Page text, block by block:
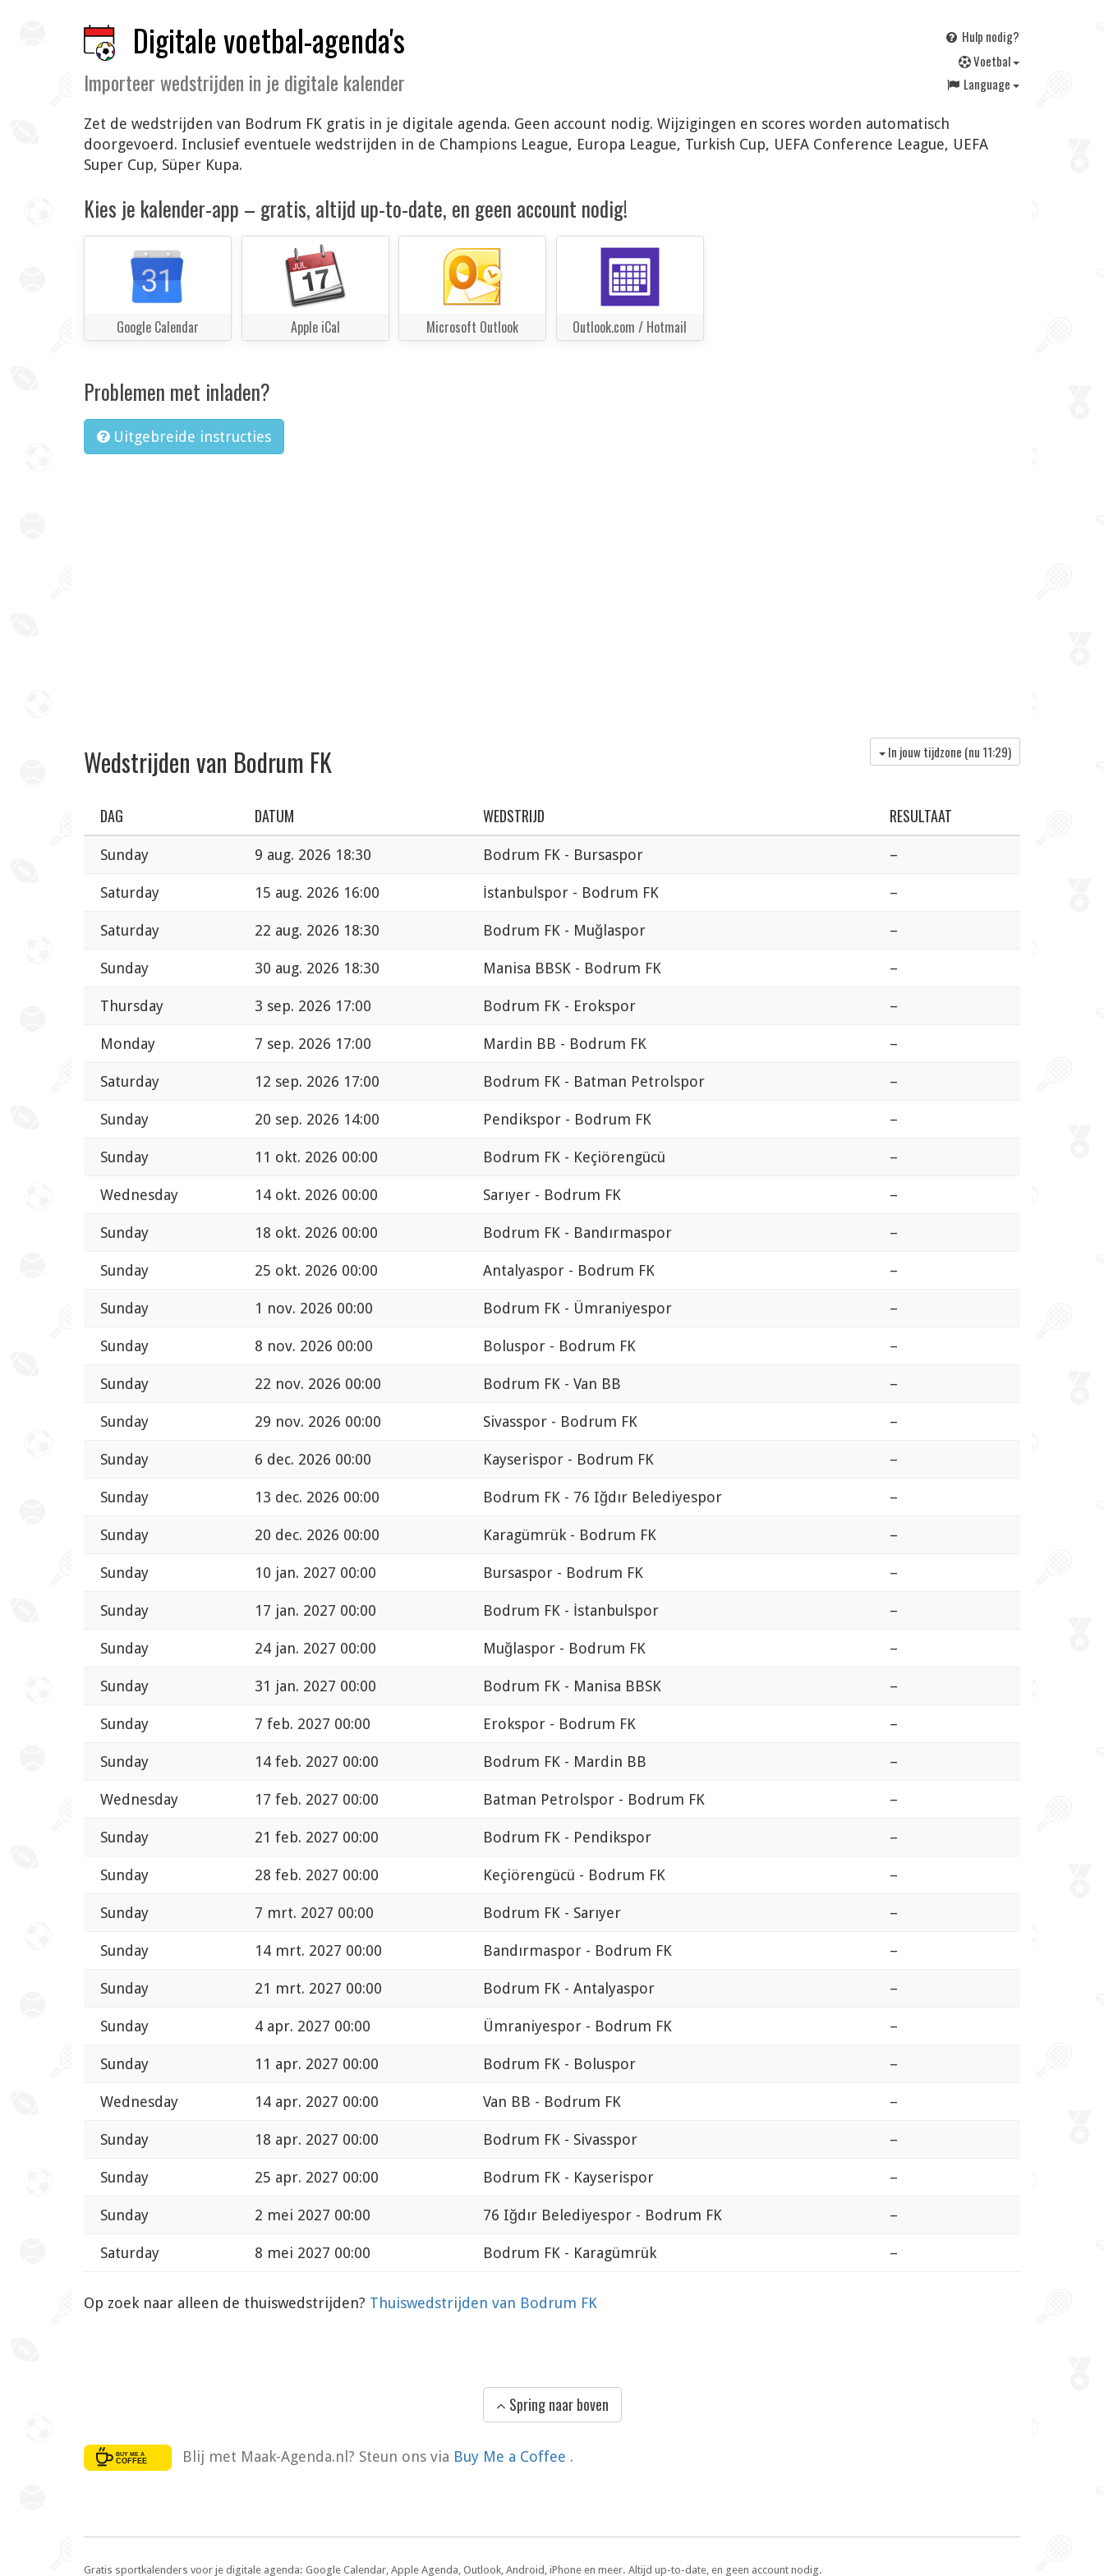
Digitale voetbal-agenda's
Importeer wedstrijden in je digitale kalender
Hulp nodig?
Voetbal
Language
Zet de wedstrijden van Bodrum FK gratis in je digitale agenda. Geen account nodig. Wijzigingen en scores worden automatisch
doorgevoerd. Inclusief eventuele wedstrijden in de Champions League, Europa League, Turkish Cup, UEFA Conference League, UEFA
Super Cup, Süper Kupa.
Kies je kalender-app – gratis, altijd up-to-date, en geen account nodig!
Google Calendar Apple iCal Microsoft Outlook Outlook.com / Hotmail
Problemen met inladen?
Uitgebreide instructies
Wedstrijden van Bodrum FK In jouw tijdzone (nu 11:29)
DAG DATUM WEDSTRIJD RESULTAAT
Sunday 9 aug. 2026 18:30 Bodrum FK - Bursaspor –
Saturday 15 aug. 2026 16:00 İstanbulspor - Bodrum FK –
Saturday 22 aug. 2026 18:30 Bodrum FK - Muğlaspor –
Sunday 30 aug. 2026 18:30 Manisa BBSK - Bodrum FK –
Thursday 3 sep. 2026 17:00 Bodrum FK - Erokspor –
Monday 7 sep. 2026 17:00 Mardin BB - Bodrum FK –
Saturday 12 sep. 2026 17:00 Bodrum FK - Batman Petrolspor –
Sunday 20 sep. 2026 14:00 Pendikspor - Bodrum FK –
Sunday 11 okt. 2026 00:00 Bodrum FK - Keçiörengücü –
Wednesday 14 okt. 2026 00:00 Sarıyer - Bodrum FK –
Sunday 18 okt. 2026 00:00 Bodrum FK - Bandırmaspor –
Sunday 25 okt. 2026 00:00 Antalyaspor - Bodrum FK –
Sunday 1 nov. 2026 00:00 Bodrum FK - Ümraniyespor –
Sunday 8 nov. 2026 00:00 Boluspor - Bodrum FK –
Sunday 22 nov. 2026 00:00 Bodrum FK - Van BB –
Sunday 29 nov. 2026 00:00 Sivasspor - Bodrum FK –
Sunday 6 dec. 2026 00:00 Kayserispor - Bodrum FK –
Sunday 13 dec. 2026 00:00 Bodrum FK - 76 Iğdır Belediyespor –
Sunday 20 dec. 2026 00:00 Karagümrük - Bodrum FK –
Sunday 10 jan. 2027 00:00 Bursaspor - Bodrum FK –
Sunday 17 jan. 2027 00:00 Bodrum FK - İstanbulspor –
Sunday 24 jan. 2027 00:00 Muğlaspor - Bodrum FK –
Sunday 31 jan. 2027 00:00 Bodrum FK - Manisa BBSK –
Sunday 7 feb. 2027 00:00 Erokspor - Bodrum FK –
Sunday 14 feb. 2027 00:00 Bodrum FK - Mardin BB –
Wednesday 17 feb. 2027 00:00 Batman Petrolspor - Bodrum FK –
Sunday 21 feb. 2027 00:00 Bodrum FK - Pendikspor –
Sunday 28 feb. 2027 00:00 Keçiörengücü - Bodrum FK –
Sunday 7 mrt. 2027 00:00 Bodrum FK - Sarıyer –
Sunday 14 mrt. 2027 00:00 Bandırmaspor - Bodrum FK –
Sunday 21 mrt. 2027 00:00 Bodrum FK - Antalyaspor –
Sunday 4 apr. 2027 00:00 Ümraniyespor - Bodrum FK –
Sunday 11 apr. 2027 00:00 Bodrum FK - Boluspor –
Wednesday 14 apr. 2027 00:00 Van BB - Bodrum FK –
Sunday 18 apr. 2027 00:00 Bodrum FK - Sivasspor –
Sunday 25 apr. 2027 00:00 Bodrum FK - Kayserispor –
Sunday 2 mei 2027 00:00 76 Iğdır Belediyespor - Bodrum FK –
Saturday 8 mei 2027 00:00 Bodrum FK - Karagümrük –
Op zoek naar alleen de thuiswedstrijden? Thuiswedstrijden van Bodrum FK
Spring naar boven
Blij met Maak-Agenda.nl? Steun ons via Buy Me a Coffee .
Gratis sportkalenders voor je digitale agenda: Google Calendar, Apple Agenda, Outlook, Android, iPhone en meer. Altijd up-to-date, en geen account nodig.